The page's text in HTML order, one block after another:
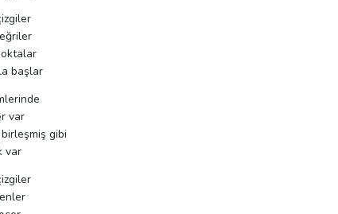
başlar
var
birleşmiş gibi
var